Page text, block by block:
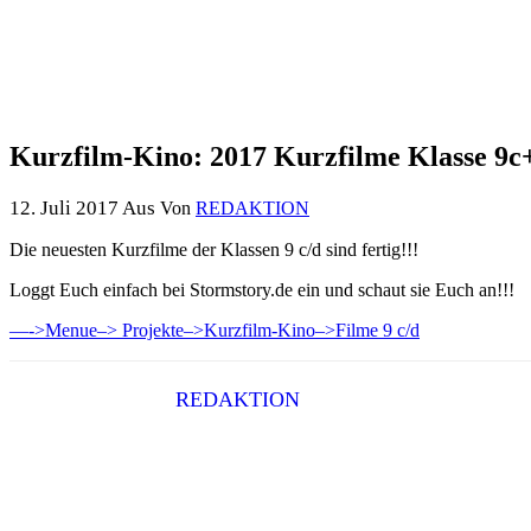
Kurzfilm-Kino: 2017 Kurzfilme Klasse
12. Juli 2017 Aus Von REDAKTION
Die neuesten Kurzfilme der Klassen 9 c/d sind fertig!!!
Loggt Euch einfach bei Stormstory.de ein und schaut sie Euch an!!!
—->Menue–> Projekte–>Kurzfilm-Kino–>Filme 9 c/d
REDAKTION